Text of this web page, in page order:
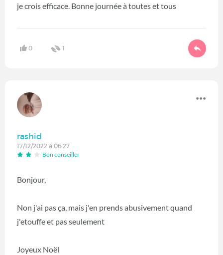
je crois efficace. Bonne journée à toutes et tous
0 1
rashid
17/12/2022 à 06:27
Bon conseiller
Bonjour,
Non j'ai pas ça, mais j'en prends abusivement quand
j'etouffe et pas seulement
Joyeux Noël